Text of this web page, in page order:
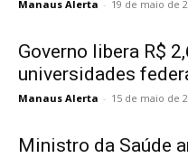
Manaus Alerta - 19 de maio de
Governo libera R$
universidades
Manaus Alerta - 15 de maio de
Ministro da Saúde